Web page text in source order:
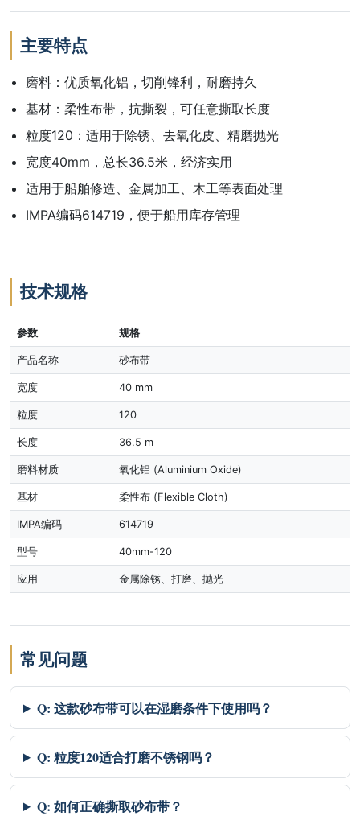
主要特点
磨料：优质氧化铝，切削锋利，耐磨持久
基材：柔性布带，抗撕裂，可任意撕取长度
粒度120：适用于除锈、去氧化皮、精磨抛光
宽度40mm，总长36.5米，经济实用
适用于船舶修造、金属加工、木工等表面处理
IMPA编码614719，便于船用库存管理
技术规格
参数 规格
产品名称 砂布带
宽度 40 mm
粒度 120
长度 36.5 m
磨料材质 氧化铝 (Aluminium Oxide)
基材 柔性布 (Flexible Cloth)
IMPA编码 614719
型号 40mm-120
应用 金属除锈、打磨、抛光
常见问题
Q: 这款砂布带可以在湿磨条件下使用吗？
Q: 粒度120适合打磨不锈钢吗？
Q: 如何正确撕取砂布带？